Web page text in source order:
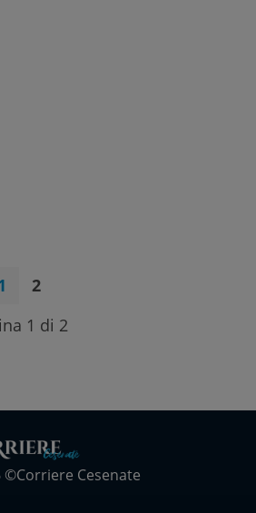
2
1 di 2
©Corriere Cesenate